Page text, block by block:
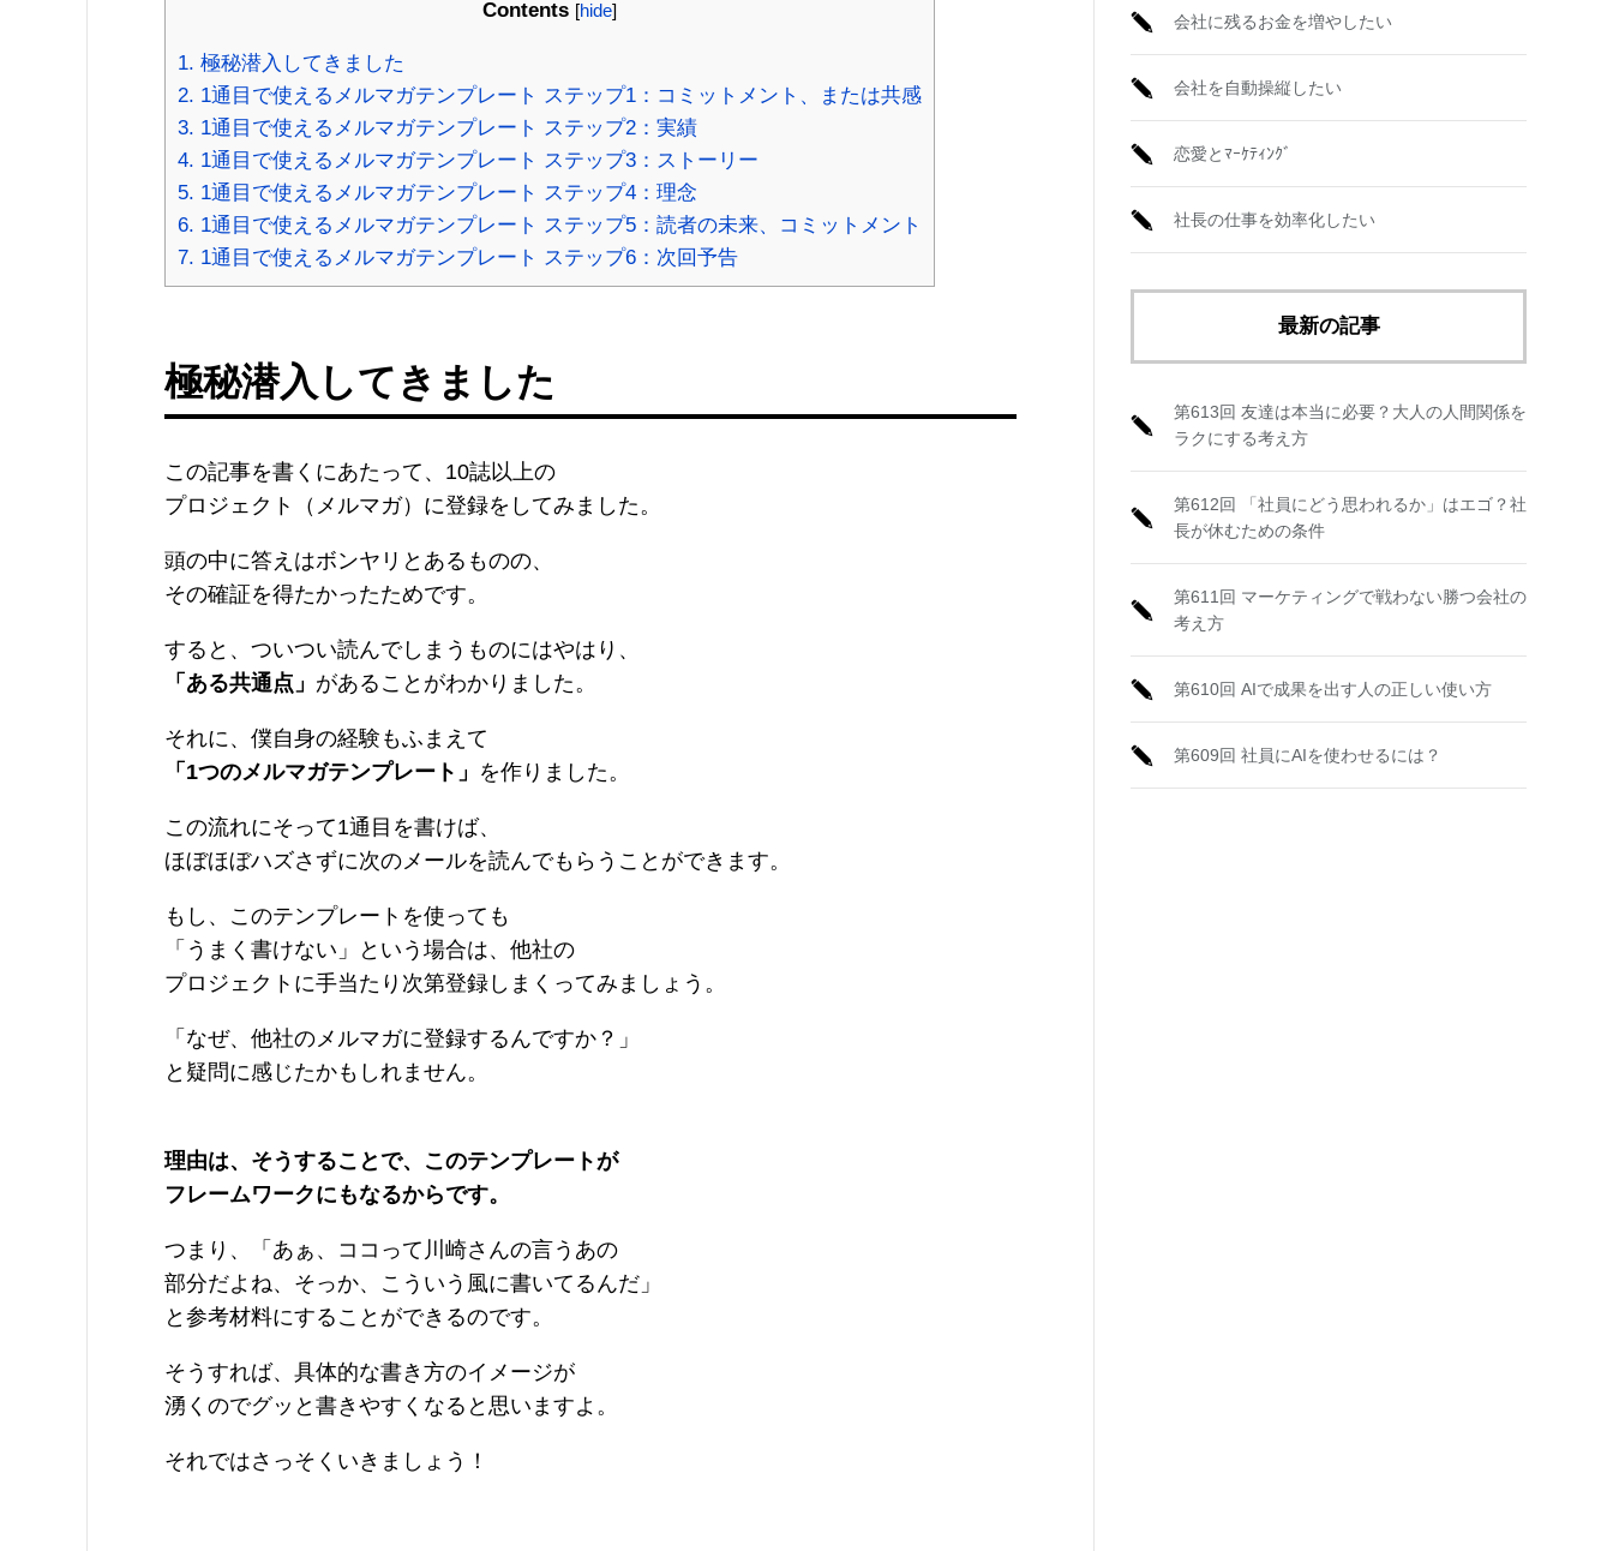
Contents [hide]
1. 極秘潜入してきました
2. 1通目で使えるメルマガテンプレート ステップ1：コミットメント、または共感
3. 1通目で使えるメルマガテンプレート ステップ2：実績
4. 1通目で使えるメルマガテンプレート ステップ3：ストーリー
5. 1通目で使えるメルマガテンプレート ステップ4：理念
6. 1通目で使えるメルマガテンプレート ステップ5：読者の未来、コミットメント
7. 1通目で使えるメルマガテンプレート ステップ6：次回予告
極秘潜入してきました
この記事を書くにあたって、10誌以上の
プロジェクト（メルマガ）に登録をしてみました。
頭の中に答えはボンヤリとあるものの、
その確証を得たかったためです。
すると、ついつい読んでしまうものにはやはり、
「ある共通点」 があることがわかりました。
それに、僕自身の経験もふまえて
「1つのメルマガテンプレート」 を作りました。
この流れにそって1通目を書けば、
ほぼほぼハズさずに次のメールを読んでもらうことができます。
もし、このテンプレートを使っても
「うまく書けない」という場合は、他社の
プロジェクトに手当たり次第登録しまくってみましょう。
「なぜ、他社のメルマガに登録するんですか？」
と疑問に感じたかもしれません。
理由は、そうすることで、このテンプレートが
フレームワークにもなるからです。
つまり、「あぁ、ココって川崎さんの言うあの
部分だよね、そっか、こういう風に書いてるんだ」
と参考材料にすることができるのです。
そうすれば、具体的な書き方のイメージが
湧くのでグッと書きやすくなると思いますよ。
それではさっそくいきましょう！
会社に残るお金を増やしたい
会社を自動操縦したい
恋愛とﾏｰｹﾃｨﾝｸﾞ
社長の仕事を効率化したい
最新の記事
第613回 友達は本当に必要？大人の人間関係を
ラクにする考え方
第612回 「社員にどう思われるか」はエゴ？社
長が休むための条件
第611回 マーケティングで戦わない勝つ会社の
考え方
第610回 AIで成果を出す人の正しい使い方
第609回 社員にAIを使わせるには？